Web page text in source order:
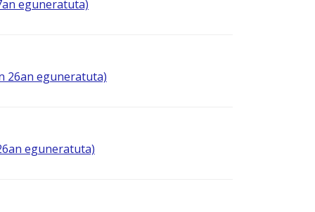
eguneratuta)
26an eguneratuta)
eguneratuta)